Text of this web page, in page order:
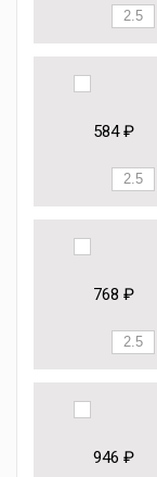
584 ₽
768 ₽
946 ₽